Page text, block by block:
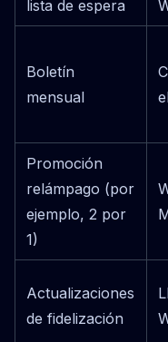
lista de espera
Boletín
mensual
Promoción
relámpago (por
ejemplo, 2 por
1)
Actualizaciones
de fidelización